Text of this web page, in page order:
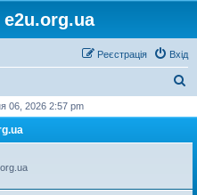
Вхід
Реєстрація
у
06, 2026 2:57 pm